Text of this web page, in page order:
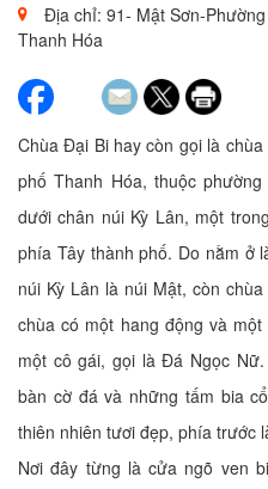
Địa chỉ: 91- Mật Sơn-
Thanh Hóa
Chùa Đại Bi hay còn gọi là
phố Thanh Hóa, thuộc
dưới chân núi Kỳ Lân, một
phía Tây thành phố. Do nằm ở
núi Kỳ Lân là núi Mật, còn
chùa có một hang động và
một cô gái, gọi là Đá Ngọc
bàn cờ đá và những tấm bia
thiên nhiên tươi đẹp, phía trước
Nơi đây từng là cửa ngõ ven